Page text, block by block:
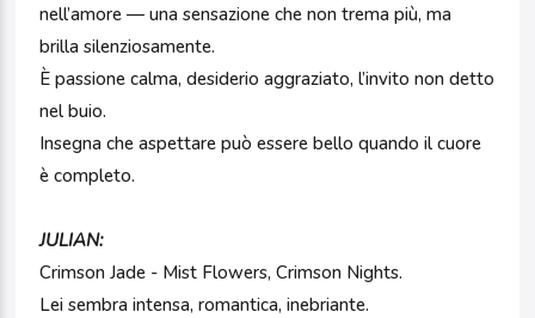
nell’amore — una sensazione che non trema più, ma
brilla silenziosamente.
È passione calma, desiderio aggraziato, l’invito non detto
nel buio.
Insegna che aspettare può essere bello quando il cuore
è completo.
JULIAN:
Crimson Jade - Mist Flowers, Crimson Nights.
Lei sembra intensa, romantica, inebriante.